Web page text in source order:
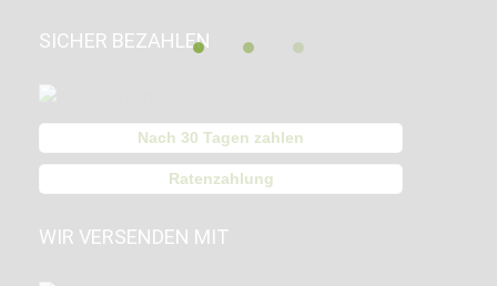
SICHER BEZAHLEN
Nach 30 Tagen zahlen
Ratenzahlung
WIR VERSENDEN MIT